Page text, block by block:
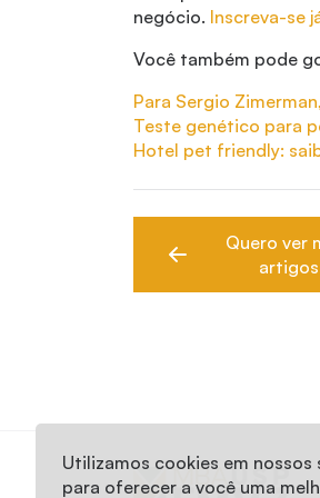
Utilizamos cookies em nossos
para oferecer a você uma
negócio. Inscreva-se
Você também pode
Para Sergio
Teste genético para
Hotel pet friendly:
Quero ver
artigos